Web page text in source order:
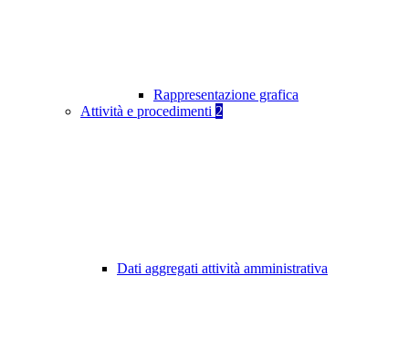
Rappresentazione grafica
Attività e procedimenti 2
Dati aggregati attività amministrativa